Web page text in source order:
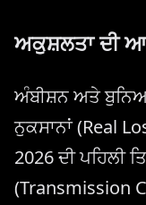
ਅਕੁਸ਼ਲਤਾ ਦੀ
ਅੰਬੀਸ਼ਨ ਅਤੇ
ਨੁਕਸਾਨਾਂ (Real
2026 ਦੀ ਪਹਿਲੀ
(Transmission